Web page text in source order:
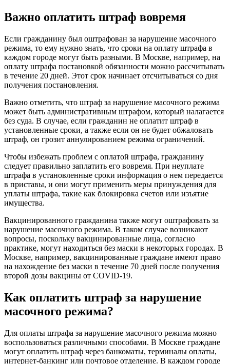
Важно оплатить штраф вовремя
Если гражданину был оштрафован за нарушение масочного
режима, то ему нужно знать, что сроки на оплату штрафа в
каждом городе могут быть разными. В Москве, например, на
оплату штрафа постановкой обязанности можно рассчитывать
в течение 20 дней. Этот срок начинает отсчитываться со дня
получения постановления.
Важно отметить, что штраф за нарушение масочного режима
может быть административным штрафом, который налагается
без суда. В случае, если гражданин не оплатит штраф в
установленные сроки, а также если он не будет обжаловать
штраф, он грозит аннулированием режима ограничений.
Чтобы избежать проблем с оплатой штрафа, гражданину
следует правильно заплатить его вовремя. При неуплате
штрафа в установленные сроки информация о нем передается
в приставы, и они могут применить меры принуждения для
уплаты штрафа, такие как блокировка счетов или изъятие
имущества.
Вакцинированного гражданина также могут оштрафовать за
нарушение масочного режима. В таком случае возникают
вопросы, поскольку вакцинированные лица, согласно
практике, могут находиться без маски в некоторых городах. В
Москве, например, вакцинированные граждане имеют право
на нахождение без маски в течение 70 дней после получения
второй дозы вакцины от COVID-19.
Как оплатить штраф за нарушение
масочного режима?
Для оплаты штрафа за нарушение масочного режима можно
воспользоваться различными способами. В Москве граждане
могут оплатить штраф через банкоматы, терминалы оплаты,
интернет-банкинг или почтовое отделение. В каждом городе